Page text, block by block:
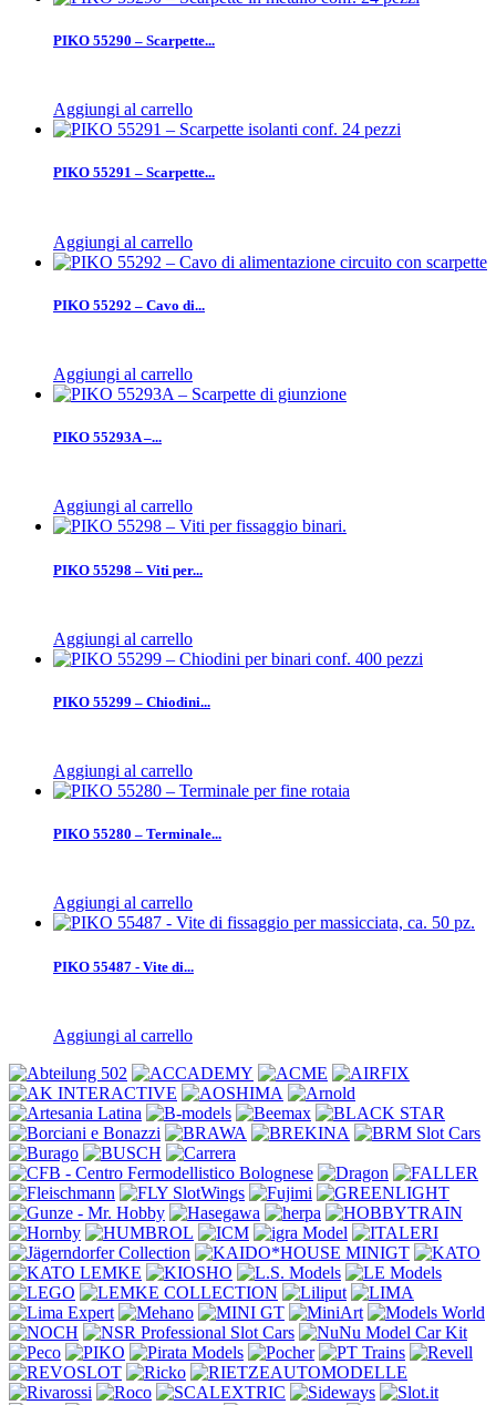
PIKO 55290 – Scarpette...
Aggiungi al carrello
PIKO 55291 – Scarpette...
Aggiungi al carrello
PIKO 55292 – Cavo di...
Aggiungi al carrello
PIKO 55293A –...
Aggiungi al carrello
PIKO 55298 – Viti per...
Aggiungi al carrello
PIKO 55299 – Chiodini...
Aggiungi al carrello
PIKO 55280 – Terminale...
Aggiungi al carrello
PIKO 55487 - Vite di...
Aggiungi al carrello